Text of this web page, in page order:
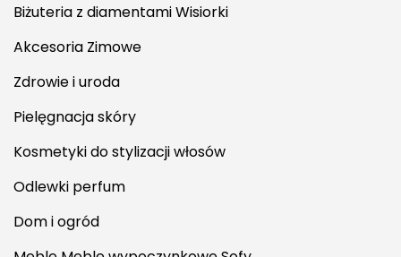
Biżuteria z diamentami Wisiorki
Akcesoria Zimowe
Zdrowie i uroda
Pielęgnacja skóry
Kosmetyki do stylizacji włosów
Odlewki perfum
Dom i ogród